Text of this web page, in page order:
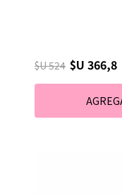
$U 524 $U 366,8